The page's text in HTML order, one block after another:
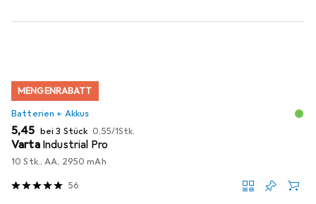
MENGENRABATT
Batterien + Akkus
EUR
5,45 bei 3 Stück EUR
0,55/1Stk.
Varta Industrial Pro
10 Stk., AA, 2950 mAh
56